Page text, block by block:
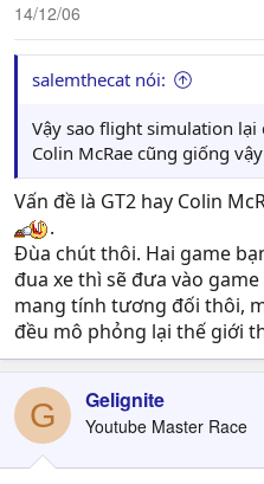
14/12/06
salemthecat nói:
Vậy sao flight simulation lại
Colin McRae cũng giống
Vấn đề là GT2 hay Colin
.
Đùa chút thôi. Hai game
đua xe thì sẽ đưa vào
mang tính tương đối thôi,
đều mô phỏng lại thế giới
G Gelignite
Youtube Master Race